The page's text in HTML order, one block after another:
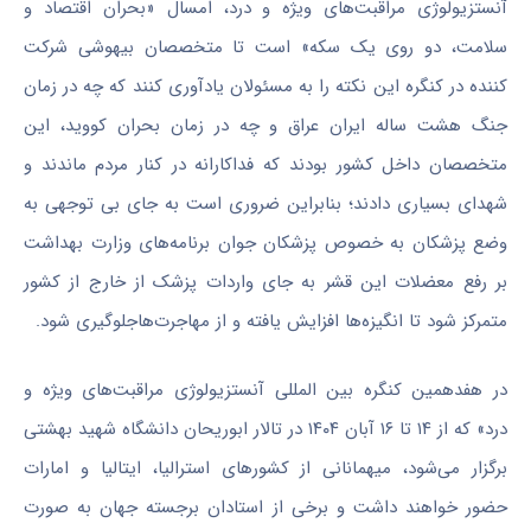
آنستزیولوژی مراقبت‌های ویژه و درد، امسال «بحران اقتصاد و
سلامت، دو روی یک سکه» است تا متخصصان بیهوشی شرکت
کننده در کنگره این نکته را به مسئولان یادآوری کنند که چه در زمان
جنگ هشت ساله ایران عراق و چه در زمان بحران کووید، این
متخصصان داخل کشور بودند که فداکارانه در کنار مردم ماندند و
شهدای بسیاری دادند؛ بنابراین ضروری است به جای بی توجهی به
وضع پزشکان به خصوص پزشکان جوان برنامه‌های وزارت بهداشت
بر رفع معضلات این قشر به جای واردات پزشک از خارج از کشور
متمرکز شود تا انگیزه‌ها افزایش یافته و از مهاجرت‌هاجلوگیری شود.
در هفدهمین کنگره بینالمللی آنستزیولوژی مراقبت‌های ویژه و
درد» که از ۱۴ تا ۱۶ آبان ۱۴۰۴ در تالار ابوریحان دانشگاه شهید بهشتی
برگزار می‌شود، میهمانانی از کشورهای استرالیا، ایتالیا و امارات
حضور خواهند داشت و برخی از استادان برجسته جهان به صورت